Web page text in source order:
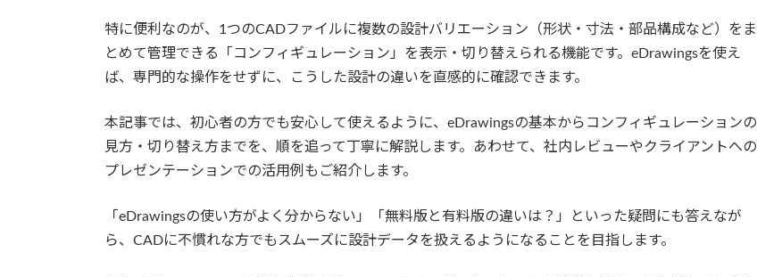
特に便利なのが、1つのCADファイルに複数の設計バリエーション（形状・寸法・部品構成など）をま
とめて管理できる「コンフィギュレーション」を表示・切り替えられる機能です。eDrawingsを使え
ば、専門的な操作をせずに、こうした設計の違いを直感的に確認できます。
本記事では、初心者の方でも安心して使えるように、eDrawingsの基本からコンフィギュレーションの
見方・切り替え方までを、順を追って丁寧に解説します。あわせて、社内レビューやクライアントへの
プレゼンテーションでの活用例もご紹介します。
「eDrawingsの使い方がよく分からない」「無料版と有料版の違いは？」といった疑問にも答えなが
ら、CADに不慣れな方でもスムーズに設計データを扱えるようになることを目指します。